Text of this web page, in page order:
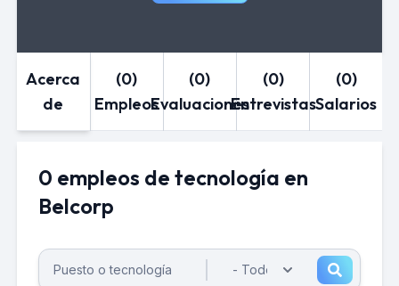
Acerca
de
(0)
Empleos
(0)
Evaluaciones
(0)
Entrevistas
(0)
Salarios
0 empleos de tecnología en
Belcorp